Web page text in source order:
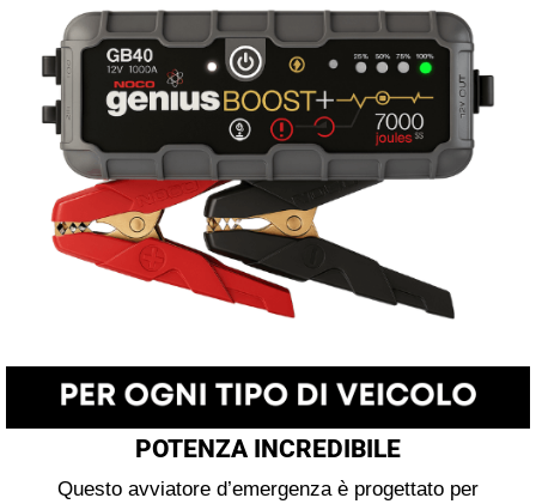
POTENZA INCREDIBILE
Questo avviatore d’emergenza è progettato per